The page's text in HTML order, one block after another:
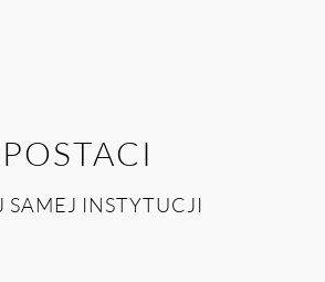
POSTACI
SAMEJ INSTYTUCJI